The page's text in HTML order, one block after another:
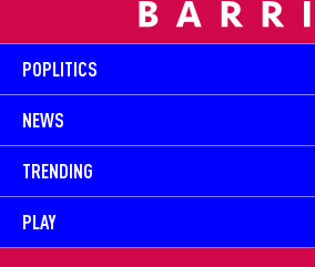
POPLITICS
NEWS
TRENDING
PLAY